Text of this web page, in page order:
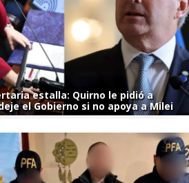
estalla: Quirno le pidió a
el Gobierno si no apoya a Milei